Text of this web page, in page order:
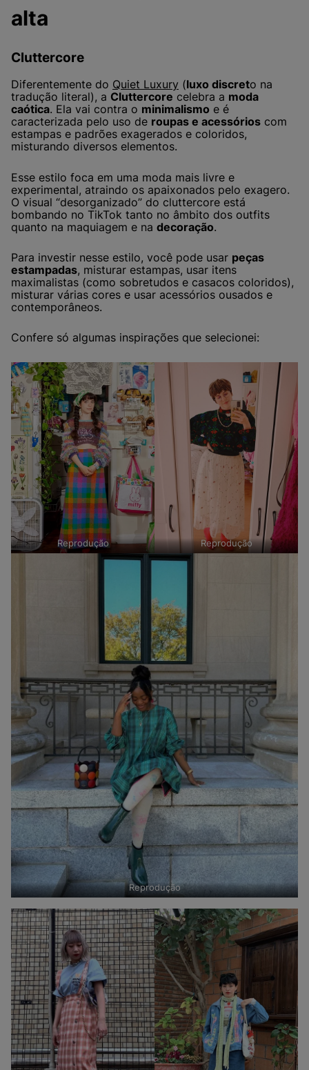
alta
Cluttercore
Diferentemente do Quiet Luxury (luxo discreto na
tradução literal), a Cluttercore celebra a moda
caótica. Ela vai contra o minimalismo e é
caracterizada pelo uso de roupas e acessórios com
estampas e padrões exagerados e coloridos,
misturando diversos elementos.
Esse estilo foca em uma moda mais livre e
experimental, atraindo os apaixonados pelo exagero.
O visual “desorganizado” do cluttercore está
bombando no TikTok tanto no âmbito dos outfits
quanto na maquiagem e na decoração.
Para investir nesse estilo, você pode usar peças
estampadas, misturar estampas, usar itens
maximalistas (como sobretudos e casacos coloridos),
misturar várias cores e usar acessórios ousados e
contemporâneos.
Confere só algumas inspirações que selecionei:
Reprodução Reprodução
Reprodução